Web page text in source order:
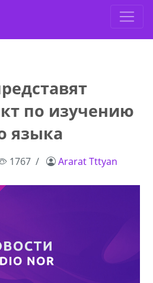
по изучению
языка
1767 Ararat Tttyan